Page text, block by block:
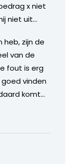
x niet
niet uit…
zijn de
van de
fout is erg
vinden
komt…